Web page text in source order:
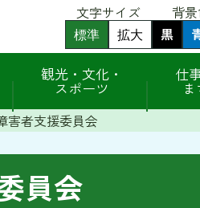
文字サイズ
標準
初
期
態
）
拡大
態
背
黒
景
色
を
黒
色
に
る
観光・文化・
スポーツ
仕
害者支援委員会
員会